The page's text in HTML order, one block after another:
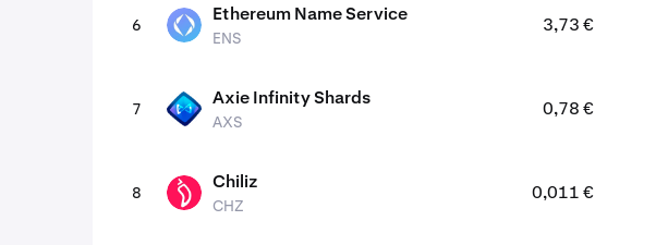
6 ENS Ethereum Name Service
ENS
3,73 €
7 AXS Axie Infinity Shards
AXS
0,78 €
8 CHZ Chiliz
CHZ
0,011 €